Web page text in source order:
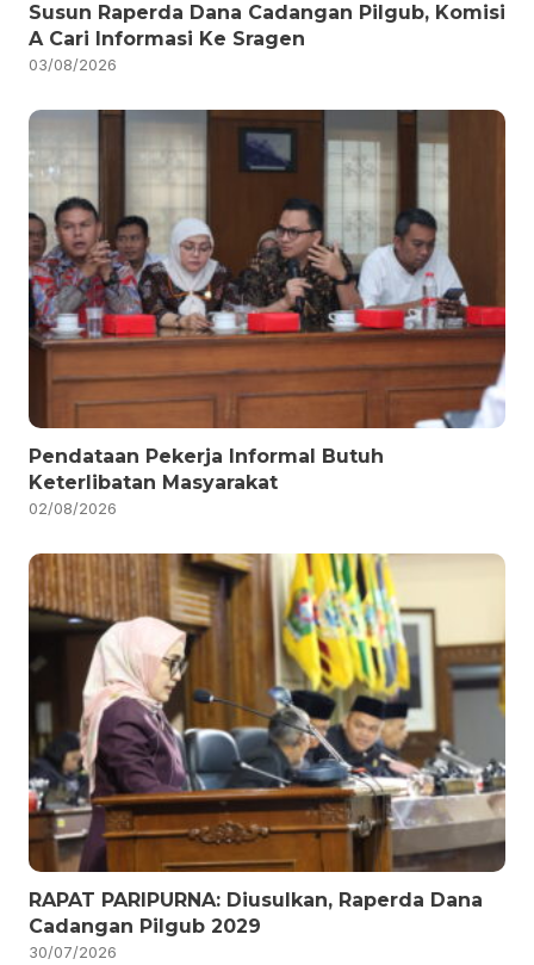
Susun Raperda Dana Cadangan Pilgub, Komisi
A Cari Informasi Ke Sragen
03/08/2026
Pendataan Pekerja Informal Butuh
Keterlibatan Masyarakat
02/08/2026
RAPAT PARIPURNA: Diusulkan, Raperda Dana
Cadangan Pilgub 2029
30/07/2026